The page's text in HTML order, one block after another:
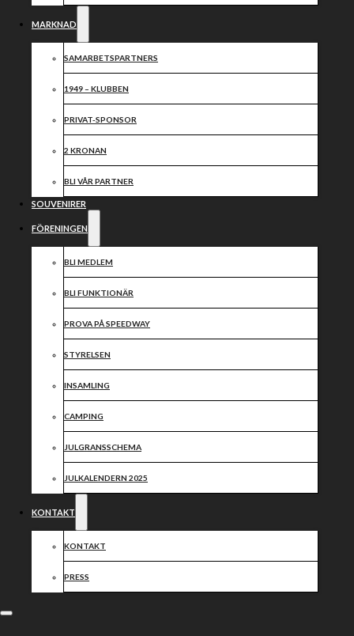
MARKNAD
SAMARBETSPARTNERS
1949 – KLUBBEN
PRIVAT-SPONSOR
2 KRONAN
BLI VÅR PARTNER
SOUVENIRER
FÖRENINGEN
BLI MEDLEM
BLI FUNKTIONÄR
PROVA PÅ SPEEDWAY
STYRELSEN
INSAMLING
CAMPING
JULGRANSSCHEMA
JULKALENDERN 2025
KONTAKT
KONTAKT
PRESS
TRUPPNYHET
Vi är glada att meddela att lagledarduon Daniel
Davidsson & Anders Bylin är klara för säsongen 2025.
Säsongen 2025 blir duons tredje säsong ihop, med ett
facit på två uttåg i kvartsfinalerna på lika många år.
Målet är självklart att det ska bli bättre 2025.
Styrelsen har ordet: